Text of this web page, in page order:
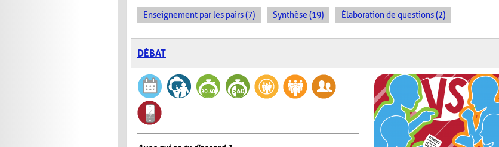
Enseignement par les pairs (7) Synthèse (19) Élaboration de questions (2)
DÉBAT